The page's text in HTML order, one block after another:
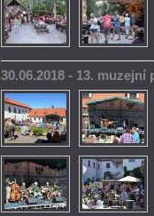
30.06.2018 - 13.